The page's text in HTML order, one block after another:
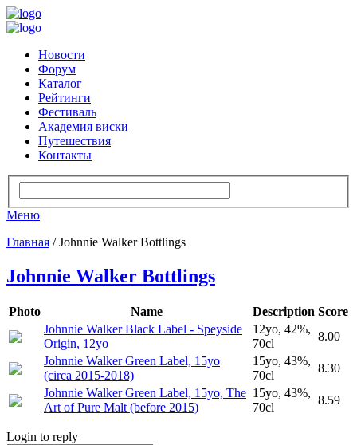
Новости
Форум
Каталог
Рейтинги
Фестиваль
Академия виски
Путешествия
Контакты
Меню
Главная / Johnnie Walker Bottlings
Johnnie Walker Bottlings
Photo Name Description Score
Johnnie Walker Black Label - Speyside
Origin, 12yo
12yo, 42%,
70cl
8.00
Johnnie Walker Green Label, 15yo
(circa 2015-2018)
15yo, 43%,
70cl
8.30
Johnnie Walker Green Label, 15yo, The
Art of Pure Malt (before 2015)
15yo, 43%,
70cl
8.59
Login to reply